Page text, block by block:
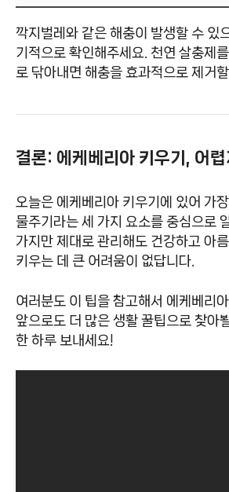
깍지벌레와 같은 해충이 발생할 수 있
기적으로 확인해주세요. 천연 살충제
로 닦아내면 해충을 효과적으로 제거할
결론: 에케베리아 키우기, 어
오늘은 에케베리아 키우기에 있어 가
물주기라는 세 가지 요소를 중심으로
가지만 제대로 관리해도 건강하고 아
키우는 데 큰 어려움이 없답니다.
여러분도 이 팁을 참고해서 에케베리
앞으로도 더 많은 생활 꿀팁으로 찾아
한 하루 보내세요!